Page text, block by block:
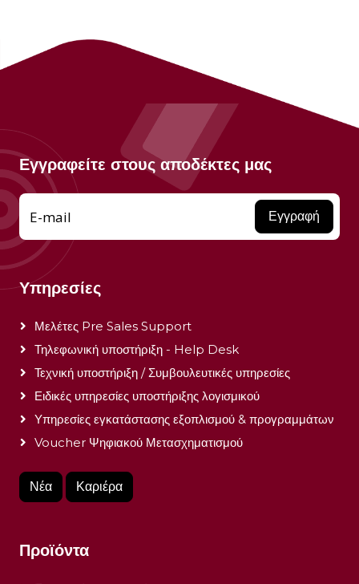
Εγγραφείτε στους αποδέκτες μας
Εγγραφή
E-mail
Υπηρεσίες
Μελέτες Pre Sales Support
Τηλεφωνική υποστήριξη - Help Desk
Τεχνική υποστήριξη / Συμβουλευτικές υπηρεσίες
Ειδικές υπηρεσίες υποστήριξης λογισμικού
Υπηρεσίες εγκατάστασης εξοπλισμού & προγραμμάτων
Voucher Ψηφιακού Μετασχηματισμού
Νέα Καριέρα
Προϊόντα